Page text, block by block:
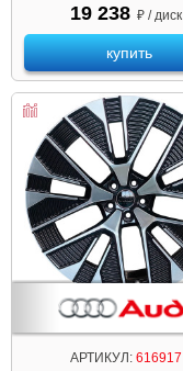
19 238 ₽ / диск
купить
АРТИКУЛ:616917